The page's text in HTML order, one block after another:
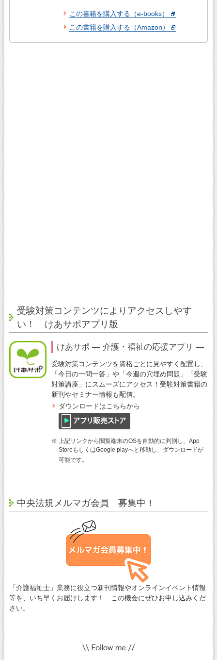
この書籍を購入する（e-books）
この書籍を購入する（Amazon）
受験対策コンテンツによりアクセスしやす
い！ けあサポアプリ版
けあサポ ― 介護・福祉の応援アプリ ―
受験対策コンテンツを資格ごとに見やすく配置し、
「今日の一問一答」や「今週の穴埋め問題」「受験
対策講座」にスムーズにアクセス！受験対策書籍の
新刊やセミナー情報も配信。
ダウンロードはこちらから
※ 上記リンクから閲覧端末のOSを自動的に判別し、App
StoreもしくはGoogle playへと移動し、ダウンロードが
可能です。
中央法規メルマガ会員 募集中！
「介護福祉士」業務に役立つ新刊情報やオンラインイベント情報
等を、いち早くお届けします！ この機会にぜひお申し込みくだ
さい。